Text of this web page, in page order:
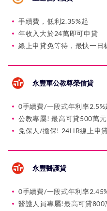
手續費，低利2.35%起
年收入大於24萬即可申貸
線上申貸免等待，最快一日
永豐軍公教尊榮信貸
0手續費/一段式年利率2.5%
公教專屬! 最高可貸500萬元
免保人/擔保! 24HR線上申
永豐醫護貸
0手續費/一段式年利率
醫護人員專屬!最高可貸800